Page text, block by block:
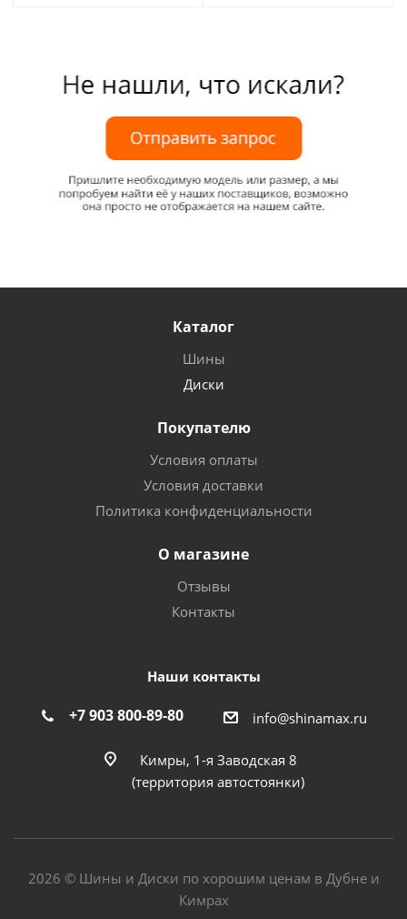
Каталог
Шины
Диски
Покупателю
Условия оплаты
Условия доставки
Политика конфиденциальности
О магазине
Отзывы
Контакты
Наши контакты
+7 903 800-89-80 info@shinamax.ru
Кимры, 1-я Заводская 8
(территория автостоянки)
2026 © Шины и Диски по хорошим ценам в Дубне и
Кимрах